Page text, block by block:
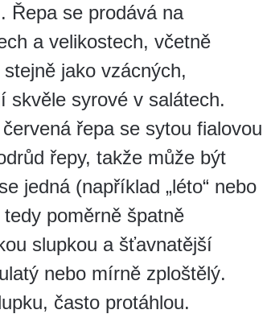
Řepa se prodává na
a velikostech, včetně
jako vzácných,
skvěle syrové v salátech.
řepa se sytou fialovou
řepy, takže může být
jedná (například „léto“ nebo
tedy poměrně špatně
slupkou a šťavnatější
nebo mírně zploštělý.
často protáhlou.